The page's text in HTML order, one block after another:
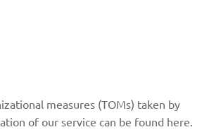
measures (TOMs) taken by
of our service can be found here.